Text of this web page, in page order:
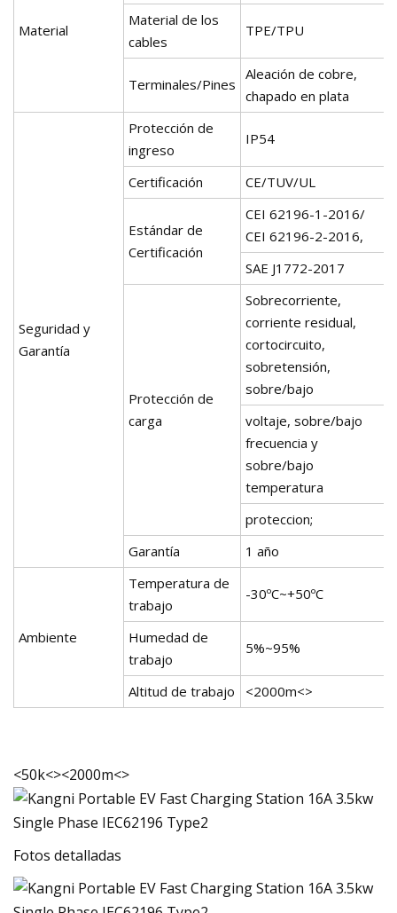
Material
Material de los
cables
TPE/TPU
Terminales/Pines
Aleación de cobre,
chapado en plata
Seguridad y
Garantía
Protección de
ingreso
IP54
Certificación CE/TUV/UL
Estándar de
Certificación
CEI 62196-1-2016/
CEI 62196-2-2016,
SAE J1772-2017
Protección de
carga
Sobrecorriente,
corriente residual,
cortocircuito,
sobretensión,
sobre/bajo
voltaje, sobre/bajo
frecuencia y
sobre/bajo
temperatura
proteccion;
Garantía
1 año
Ambiente
Temperatura de
trabajo
-30ºC~+50ºC
Humedad de
trabajo
5%~95%
Altitud de trabajo <2000m<>
<50k<><2000m<>
Fotos detalladas